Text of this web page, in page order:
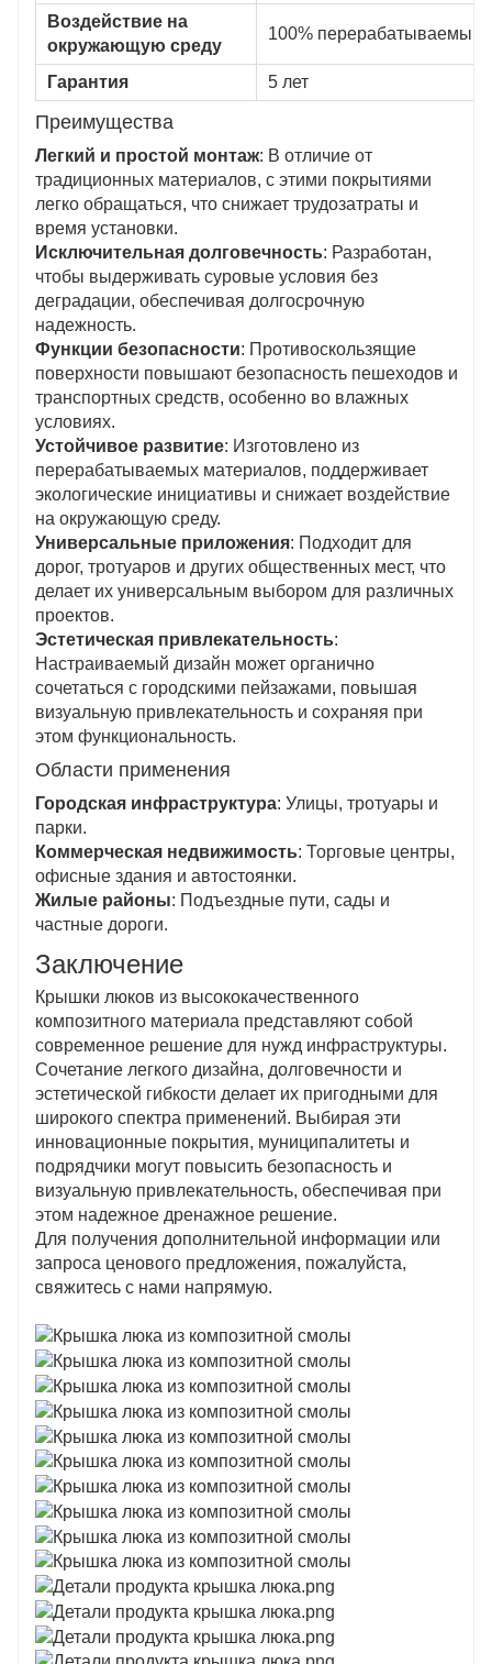
Воздействие на
окружающую среду
100% перерабатываемый
Гарантия 5 лет
Преимущества
Легкий и простой монтаж: В отличие от
традиционных материалов, с этими покрытиями
легко обращаться, что снижает трудозатраты и
время установки.
Исключительная долговечность: Разработан,
чтобы выдерживать суровые условия без
деградации, обеспечивая долгосрочную
надежность.
Функции безопасности: Противоскользящие
поверхности повышают безопасность пешеходов и
транспортных средств, особенно во влажных
условиях.
Устойчивое развитие: Изготовлено из
перерабатываемых материалов, поддерживает
экологические инициативы и снижает воздействие
на окружающую среду.
Универсальные приложения: Подходит для
дорог, тротуаров и других общественных мест, что
делает их универсальным выбором для различных
проектов.
Эстетическая привлекательность:
Настраиваемый дизайн может органично
сочетаться с городскими пейзажами, повышая
визуальную привлекательность и сохраняя при
этом функциональность.
Области применения
Городская инфраструктура: Улицы, тротуары и
парки.
Коммерческая недвижимость: Торговые центры,
офисные здания и автостоянки.
Жилые районы: Подъездные пути, сады и
частные дороги.
Заключение
Крышки люков из высококачественного
композитного материала представляют собой
современное решение для нужд инфраструктуры.
Сочетание легкого дизайна, долговечности и
эстетической гибкости делает их пригодными для
широкого спектра применений. Выбирая эти
инновационные покрытия, муниципалитеты и
подрядчики могут повысить безопасность и
визуальную привлекательность, обеспечивая при
этом надежное дренажное решение.
Для получения дополнительной информации или
запроса ценового предложения, пожалуйста,
свяжитесь с нами напрямую.